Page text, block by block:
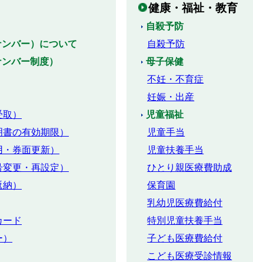
バー）について
バー制度）
）
の有効期限）
券面更新）
更・再設定）
）
ード
健康・福祉・教育
自殺予防
自殺予防
母子保健
不妊・不育症
妊娠・出産
児童福祉
児童手当
児童扶養手当
ひとり親医療費助成
保育園
乳幼児医療費給付
特別児童扶養手当
子ども医療費給付
こども医療受診情報